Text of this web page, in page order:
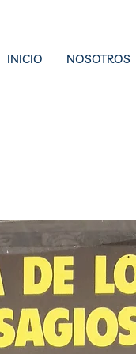
INICIO NOSOTROS